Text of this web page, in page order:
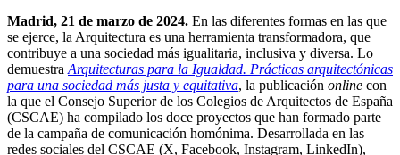
Madrid, 21 de marzo de 2024. En las diferentes formas en las que
se ejerce, la Arquitectura es una herramienta transformadora, que
contribuye a una sociedad más igualitaria, inclusiva y diversa. Lo
demuestra Arquitecturas para la Igualdad. Prácticas arquitectónicas
para una sociedad más justa y equitativa, la publicación online con
la que el Consejo Superior de los Colegios de Arquitectos de España
(CSCAE) ha compilado los doce proyectos que han formado parte
de la campaña de comunicación homónima. Desarrollada en las
redes sociales del CSCAE (X, Facebook, Instagram, LinkedIn),